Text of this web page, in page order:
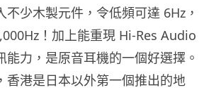
不少木製元件，令低頻可達 6Hz，
！加上能重現 Hi-Res Audio
能力，是原音耳機的一個好選擇。
香港是日本以外第一個推出的地